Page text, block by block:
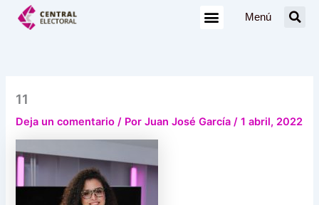
Menú
11
Deja un comentario / PorJuan José García/1 abril, 2022